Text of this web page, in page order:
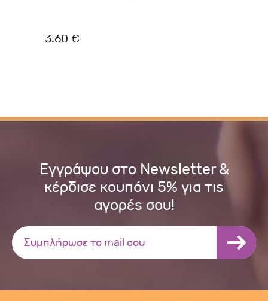
3.60 €
Εγγράψου στο Newsletter &
κέρδισε κουπόνι 5% για τις
αγορές σου!